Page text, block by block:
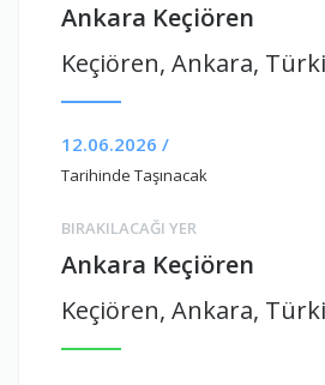
Ankara Keçiören
Keçiören, Ankara,
12.06.2026 /
Tarihinde Taşınacak
BIRAKILACAĞI YER
Ankara Keçiören
Keçiören, Ankara,